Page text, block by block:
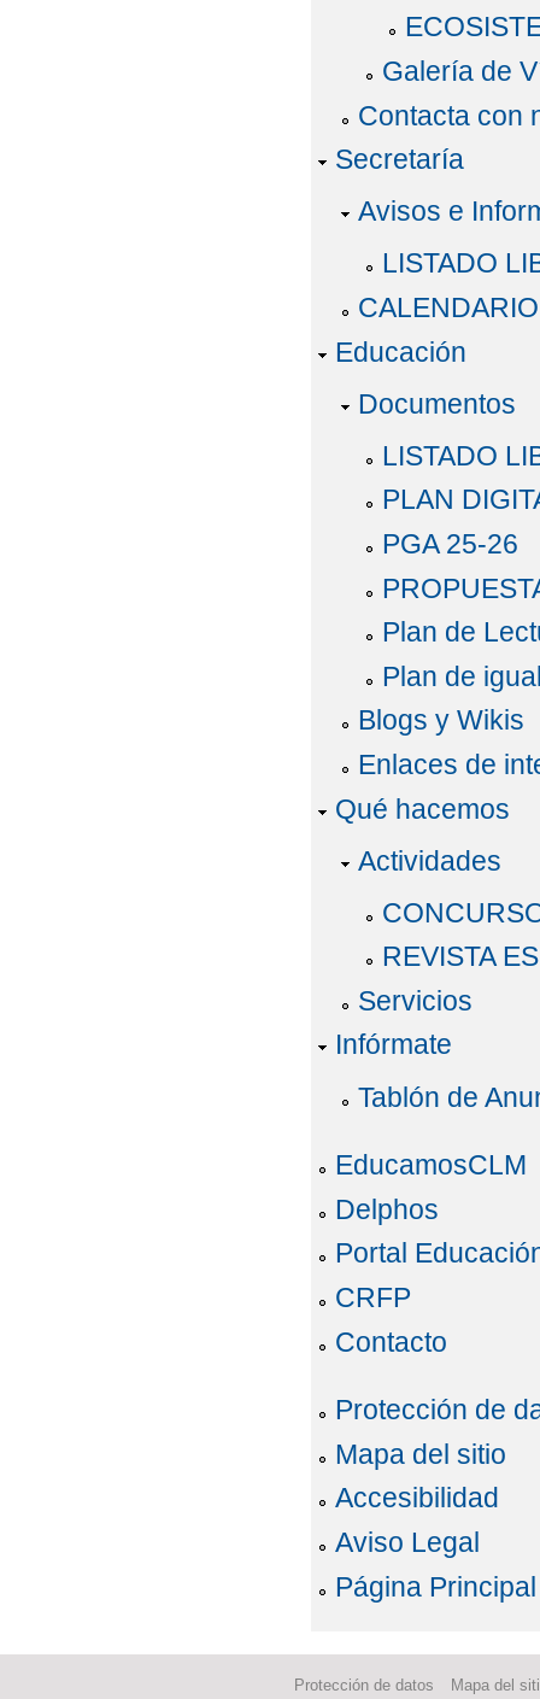
Galería de
Contacta con
Secretaría
Avisos e
LISTADO
Educación
Documentos
LISTADO
PLAN
PGA 25-26
Plan de
Plan de
Blogs y Wikis
Enlaces de
Qué hacemos
Actividades
REVISTA
Servicios
Infórmate
Tablón de
EducamosCLM
Delphos
Portal
CRFP
Contacto
Protección de
Mapa del sitio
Accesibilidad
Aviso Legal
Página Principal
Protección de datos Mapa del